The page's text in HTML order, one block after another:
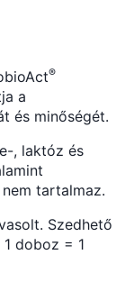
®
a
és minőségét.
, laktóz és
tartalmaz.
Szedhető
doboz = 1